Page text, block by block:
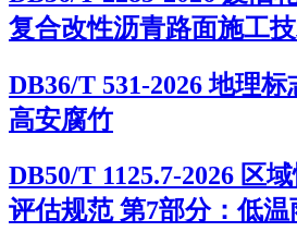
复合改性沥青路面施工
DB36/T 531-2026 地理
高安腐竹
DB50/T 1125.7-2026 区
评估规范 第7部分：低